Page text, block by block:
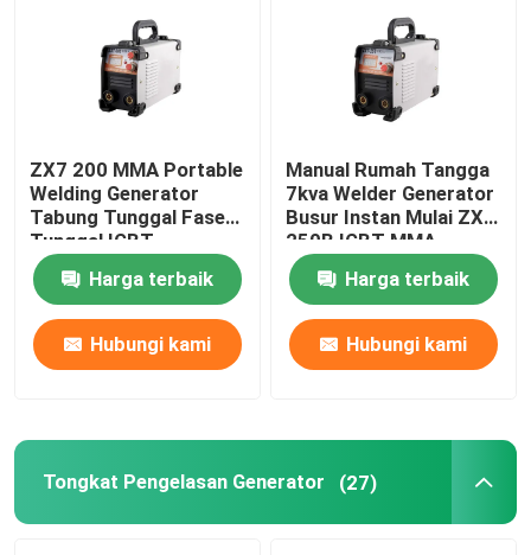
Pembangkit Listrik Cadangan Portabel
Anakan Daya Mini
Pompa Pemadam Kebakaran
Troli Keranjang Lipat
ZX7 200 MMA Portable
Welding Generator
Tabung Tunggal Fase
Tunggal IGBT
Harga terbaik
Hubungi kami
Manual Rumah Tangga
7kva Welder Generator
Busur Instan Mulai ZX7
250B IGBT MMA
Harga terbaik
Hubungi kami
Tongkat Pengelasan Generator (27)